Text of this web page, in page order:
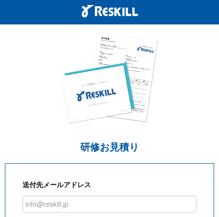
研修お見積り
送付先メールアドレス